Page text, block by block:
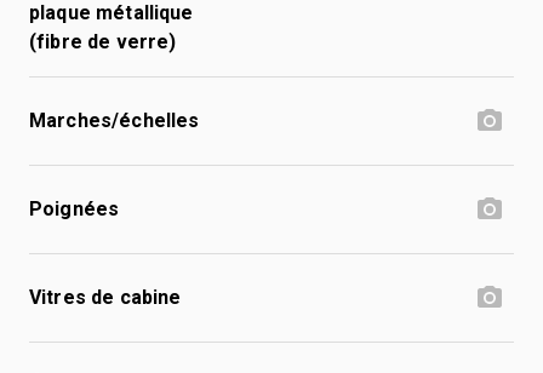
plaque métallique
(fibre de verre)
Marches/échelles
Poignées
Vitres de cabine